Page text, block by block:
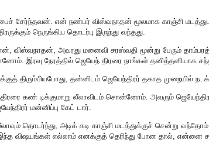
சேர்ந்தவன். என் நண்பர் விஸ்வநாதன் மூலமாக காஞ்சி
நெருங்கிய தொடர்பு இருந்து வந்தது.
விஸ்வநாதன், அவரது மனைவி சரஸ்வதி மூன்று பேரும்
இரவு நேரத்தில் ஜெயேந் திரரை நாங்கள் தனித்தனியாக
திரும்பியபோது, தன்னிடம் ஜெயேந்திரர் தகாத முறையில்
கண் டிக்குமாறு லீலாவிடம் சொன்னோம். அவரும்
மன்னிப்பு கேட் டார்.
தொடர்ந்து, அடிக் கடி காஞ்சி மடத்துக்குச் சென்று
விஷயங்கள் எல்லாம் எனக்குத் தெரிந்து போன தால், என்னை